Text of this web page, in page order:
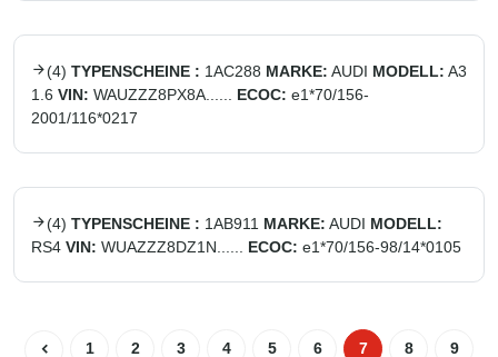
(4) TYPENSCHEINE : 1AC288 MARKE: AUDI MODELL: A3
1.6 VIN: WAUZZZ8PX8A...... ECOC: e1*70/156-
2001/116*0217
(4) TYPENSCHEINE : 1AB911 MARKE: AUDI MODELL:
RS4 VIN: WUAZZZ8DZ1N...... ECOC: e1*70/156-98/14*0105
1 2 3 4 5 6 7 8 9